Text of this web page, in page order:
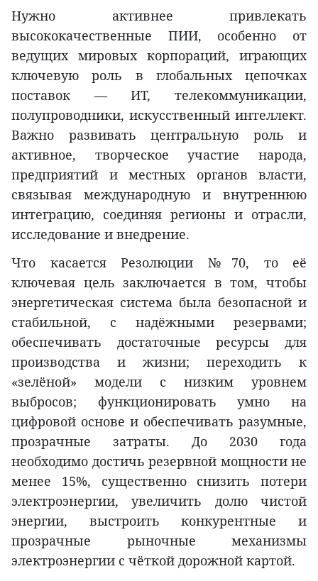
Нужно активнее привлекать
высококачественные ПИИ, особенно от
ведущих мировых корпораций, играющих
ключевую роль в глобальных цепочках
поставок — ИТ, телекоммуникации,
полупроводники, искусственный интеллект.
Важно развивать центральную роль и
активное, творческое участие народа,
предприятий и местных органов власти,
связывая международную и внутреннюю
интеграцию, соединяя регионы и отрасли,
исследование и внедрение.
Что касается Резолюции №70, то её
ключевая цель заключается в том, чтобы
энергетическая система была безопасной и
стабильной, с надёжными резервами;
обеспечивать достаточные ресурсы для
производства и жизни; переходить к
«зелёной» модели с низким уровнем
выбросов; функционировать умно на
цифровой основе и обеспечивать разумные,
прозрачные затраты. До 2030 года
необходимо достичь резервной мощности не
менее 15%, существенно снизить потери
электроэнергии, увеличить долю чистой
энергии, выстроить конкурентные и
прозрачные рыночные механизмы
электроэнергии с чёткой дорожной картой.